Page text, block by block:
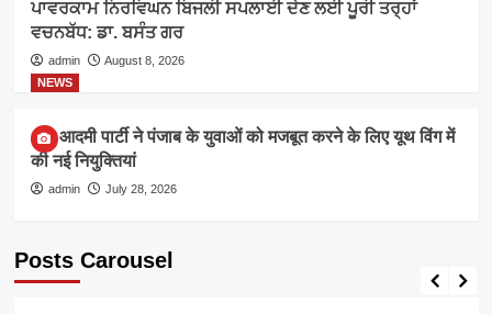
ਪਾਵਰਕਾਮ ਨਿਰਵਿਘਨ ਬਿਜਲੀ ਸਪਲਾਈ ਦੇਣ ਲਈ ਪੂਰੀ ਤਰ੍ਹਾਂ
ਵਚਨਬੱਧ: ਡਾ. ਬਸੰਤ ਗਰ
admin
August 8, 2026
NEWS
आम आदमी पार्टी ने पंजाब के युवाओं को मजबूत करने के लिए यूथ विंग में
की नई नियुक्तियां
admin July 28, 2026
Posts Carousel
ELECTRICITY SUPPLY